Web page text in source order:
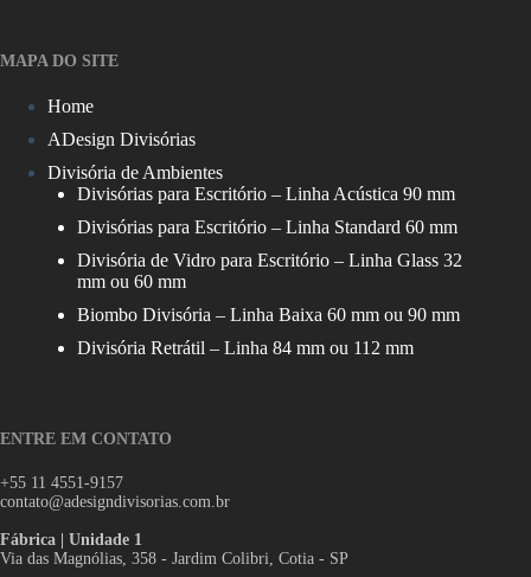
MAPA DO SITE
Home
ADesign Divisórias
Divisória de Ambientes
Divisórias para Escritório – Linha Acústica 90 mm
Divisórias para Escritório – Linha Standard 60 mm
Divisória de Vidro para Escritório – Linha Glass 32
mm ou 60 mm
Biombo Divisória – Linha Baixa 60 mm ou 90 mm
Divisória Retrátil – Linha 84 mm ou 112 mm
ENTRE EM CONTATO
+55 11 4551-9157
contato@adesigndivisorias.com.br
Fábrica | Unidade 1
Via das Magnólias, 358 - Jardim Colibri, Cotia - SP